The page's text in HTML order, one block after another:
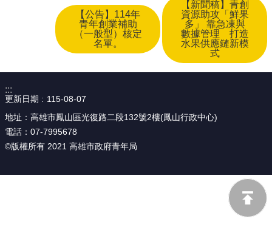
【公告】114年
青年創業補助
（一般型）核定
名單。
【新聞稿】青創
資源助攻「鮮果
多」 靠急凍與
數據管理 打造
水果供應鏈新模
式
:::
更新日期
115-08-07
地址：高雄市鳳山區光復路二段132號2樓(鳳山行政中心)
電話：07-7995678
©版權所有 2021 高雄市政府青年局